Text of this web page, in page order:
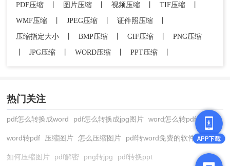
四、使用系统打印功能压缩
利用系统自带的打印功能，将PDF文件打印为新的
PDF文件，并在打印设置中调整参数以减小文件大
小。
大小。
推荐工具：系统自带的打印功能（如Microsoft Print
to PDF）
PDF压缩 图片压缩 视频压缩 TIF压缩
WMF压缩
JPEG压缩 证件照压缩
压缩指定大小
BMP压缩 GIF压缩
PNG压缩
JPG压缩 WORD压缩 PPT压缩
热门关注
pdf怎么转换成word pdf怎么转换成jpg图片 word怎么转pdf
word转pdf 压缩图片 怎么压缩图片 pdf转word免费的软件
如何压缩图片 pdf解密 png转jpg pdf转换ppt